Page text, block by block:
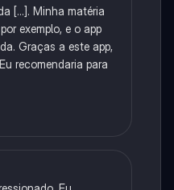
[...]. Minha matéria
exemplo, e o app
Graças a este app,
recomendaria para